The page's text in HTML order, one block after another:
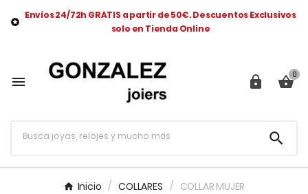

Envíos 24/72h GRATIS a partir de 50€. Descuentos Exclusivos
solo en Tienda Online
  0

Inicio COLLARES COLLAR MUJER